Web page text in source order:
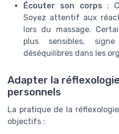
Écouter son corps :
Soyez attentif aux
lors du massage.
plus sensibles,
déséquilibres dans les
Adapter la
personnels
La pratique de la
objectifs :